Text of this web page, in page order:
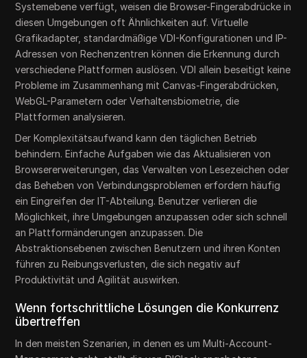
Systemebene verfügt, weisen die Browser-Fingerabdrücke in
diesen Umgebungen oft Ähnlichkeiten auf. Virtuelle
Grafikadapter, standardmäßige VDI-Konfigurationen und IP-
Adressen von Rechenzentren können die Erkennung durch
verschiedene Plattformen auslösen. VDI allein beseitigt keine
Probleme im Zusammenhang mit Canvas-Fingerabdrücken,
WebGL-Parametern oder Verhaltensbiometrie, die
Plattformen analysieren.
Der Komplexitätsaufwand kann den täglichen Betrieb
behindern. Einfache Aufgaben wie das Aktualisieren von
Browsererweiterungen, das Verwalten von Lesezeichen oder
das Beheben von Verbindungsproblemen erfordern häufig
ein Eingreifen der IT-Abteilung. Benutzer verlieren die
Möglichkeit, ihre Umgebungen anzupassen oder sich schnell
an Plattformänderungen anzupassen. Die
Abstraktionsebenen zwischen Benutzern und ihren Konten
führen zu Reibungsverlusten, die sich negativ auf
Produktivität und Agilität auswirken.
Wenn fortschrittliche Lösungen die Konkurrenz
übertreffen
In den meisten Szenarien, in denen es um Multi-Account-